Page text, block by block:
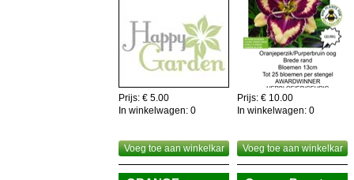
Prijs: € 5.00
In winkelwagen: 0
Voeg toe aan winkelkar
Prijs: € 10.00
In winkelwagen: 0
Voeg toe aan winkelkar